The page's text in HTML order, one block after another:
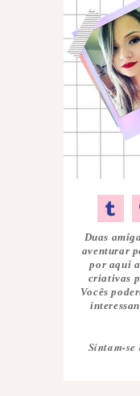
Duas
aventurar
por aqui
criativas
Vocês
Sintam-